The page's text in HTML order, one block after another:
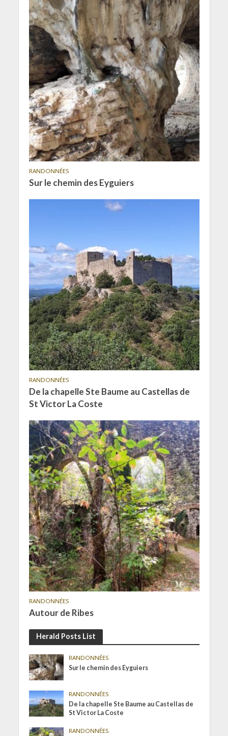
RANDONNÉES
Sur le chemin des Eyguiers
RANDONNÉES
De la chapelle Ste Baume au Castellas de
St Victor La Coste
RANDONNÉES
Autour de Ribes
Herald Posts List
RANDONNÉES
Sur le chemin des Eyguiers
RANDONNÉES
De la chapelle Ste Baume au Castellas de
St Victor La Coste
RANDONNÉES